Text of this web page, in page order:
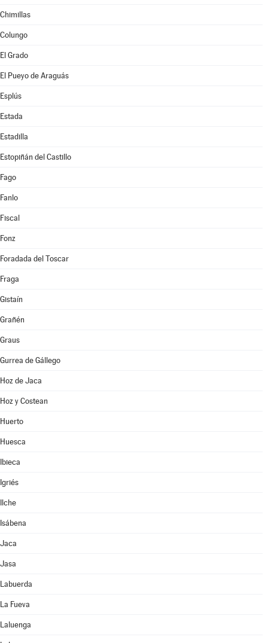
Chimillas
Colungo
El Grado
El Pueyo de Araguás
Esplús
Estada
Estadilla
Estopiñán del Castillo
Fago
Fanlo
Fiscal
Fonz
Foradada del Toscar
Fraga
Gistaín
Grañén
Graus
Gurrea de Gállego
Hoz de Jaca
Hoz y Costean
Huerto
Huesca
Ibieca
Igriés
Ilche
Isábena
Jaca
Jasa
Labuerda
La Fueva
Laluenga